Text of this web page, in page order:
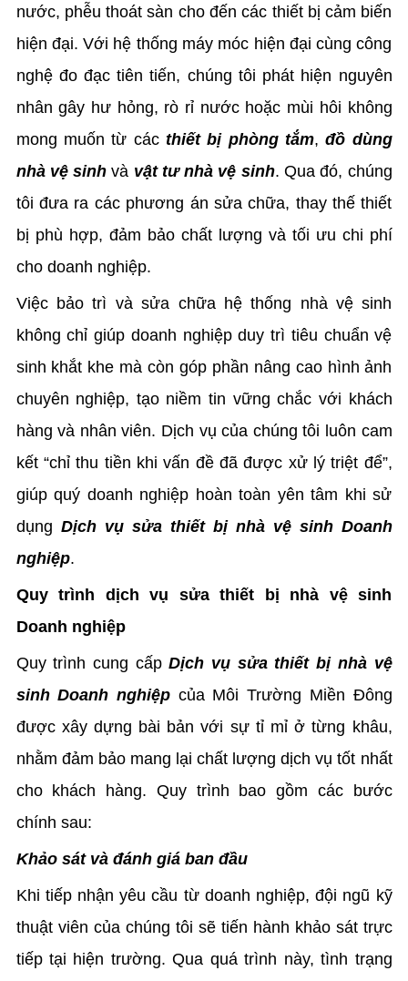
nước, phễu thoát sàn cho đến các thiết bị cảm biến
hiện đại. Với hệ thống máy móc hiện đại cùng công
nghệ đo đạc tiên tiến, chúng tôi phát hiện nguyên
nhân gây hư hỏng, rò rỉ nước hoặc mùi hôi không
mong muốn từ các thiết bị phòng tắm,đồ dùng
nhà vệ sinh và vật tư nhà vệ sinh. Qua đó, chúng
tôi đưa ra các phương án sửa chữa, thay thế thiết
bị phù hợp, đảm bảo chất lượng và tối ưu chi phí
cho doanh nghiệp.
Việc bảo trì và sửa chữa hệ thống nhà vệ sinh
không chỉ giúp doanh nghiệp duy trì tiêu chuẩn vệ
sinh khắt khe mà còn góp phần nâng cao hình ảnh
chuyên nghiệp, tạo niềm tin vững chắc với khách
hàng và nhân viên. Dịch vụ của chúng tôi luôn cam
kết “chỉ thu tiền khi vấn đề đã được xử lý triệt để”,
giúp quý doanh nghiệp hoàn toàn yên tâm khi sử
dụng Dịch vụ sửa thiết bị nhà vệ sinh Doanh
nghiệp.
Quy trình dịch vụ sửa thiết bị nhà vệ sinh
Doanh nghiệp
Quy trình cung cấpDịch vụ sửa thiết bị nhà vệ
sinh Doanh nghiệpcủa Môi Trường Miền Đông
được xây dựng bài bản với sự tỉ mỉ ở từng khâu,
nhằm đảm bảo mang lại chất lượng dịch vụ tốt nhất
cho khách hàng. Quy trình bao gồm các bước
chính sau:
Khảo sát và đánh giá ban đầu
Khi tiếp nhận yêu cầu từ doanh nghiệp, đội ngũ kỹ
thuật viên của chúng tôi sẽ tiến hành khảo sát trực
tiếp tại hiện trường. Qua quá trình này, tình trạng